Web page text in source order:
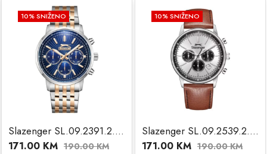
10% SNIŽENO
Slazenger SL.09.2391.2.02
171.00 KM 190.00KM
10% SNIŽENO
Slazenger SL.09.2539.2.05
171.00 KM 190.00KM